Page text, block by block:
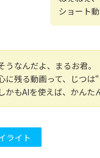
ショート
うなんだよ、まるお君。
に残る動画って、じつは
しかもAIを使えば、かんた
ライト